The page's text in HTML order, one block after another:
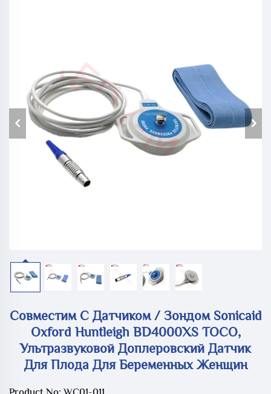
Совместим С Датчиком / Зондом Sonicaid
Oxford Huntleigh BD4000XS TOCO,
Ультразвуковой Доплеровский Датчик
Для Плода Для Беременных Женщин